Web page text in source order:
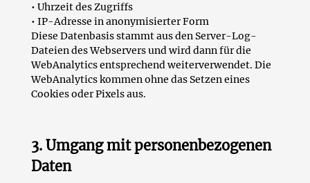
• Uhrzeit des Zugriffs
• IP-Adresse in anonymisierter Form
Diese Datenbasis stammt aus den Server-Log-
Dateien des Webservers und wird dann für die
WebAnalytics entsprechend weiterverwendet. Die
WebAnalytics kommen ohne das Setzen eines
Cookies oder Pixels aus.
3. Umgang mit personenbezogenen
Daten